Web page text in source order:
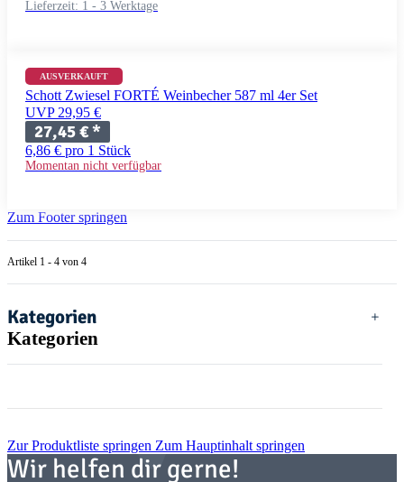
Lieferzeit: 1 - 3 Werktage
AUSVERKAUFT
Schott Zwiesel FORTÉ Weinbecher 587 ml 4er Set
UVP 29,95 €
27,45 €*
6,86 € pro 1 Stück
Momentan nicht verfügbar
Zum Footer springen
Artikel 1 - 4 von 4
Kategorien
Kategorien
Zur Produktliste springen Zum Hauptinhalt springen
Wir helfen dir gerne!